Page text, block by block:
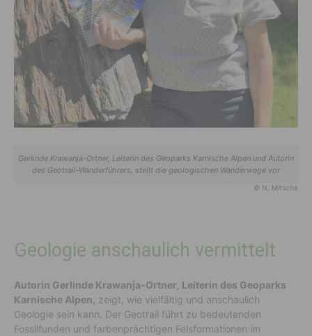
Gerlinde Krawanja-Ortner, Leiterin des Geoparks Karnische Alpen und Autorin
des Geotrail-Wanderführers, stellt die geologischen Wanderwege vor
© N. Mitsche
Geologie anschaulich vermittelt
Autorin Gerlinde Krawanja-Ortner, Leiterin des Geoparks
Karnische Alpen, zeigt, wie vielfältig und anschaulich
Geologie sein kann. Der Geotrail führt zu bedeutenden
Fossilfunden und farbenprächtigen Felsformationen im